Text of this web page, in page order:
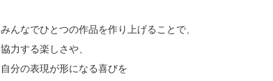
みんなでひとつの作品を作り上げることで、
協力する楽しさや、
自分の表現が形になる喜びを